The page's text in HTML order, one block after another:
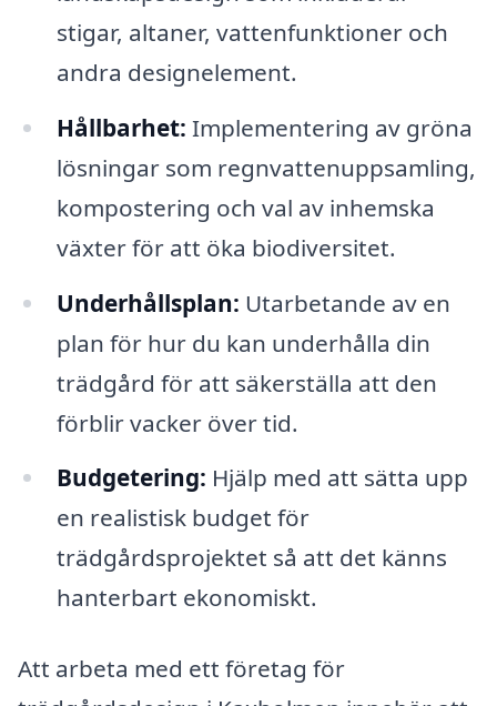
stigar, altaner, vattenfunktioner och
andra designelement.
Hållbarhet: Implementering av gröna
lösningar som regnvattenuppsamling,
kompostering och val av inhemska
växter för att öka biodiversitet.
Underhållsplan: Utarbetande av en
plan för hur du kan underhålla din
trädgård för att säkerställa att den
förblir vacker över tid.
Budgetering: Hjälp med att sätta upp
en realistisk budget för
trädgårdsprojektet så att det känns
hanterbart ekonomiskt.
Att arbeta med ett företag för